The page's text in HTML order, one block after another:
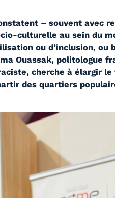
– souvent avec
culturelle au sein du
ou d’inclusion,
Ouassak, politologue
cherche à élargir
des quartiers